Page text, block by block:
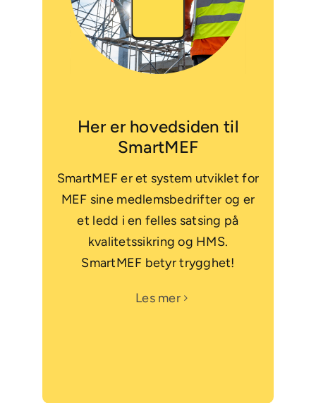
Her er hovedsiden til
SmartMEF
SmartMEF er et system utviklet for
MEF sine medlemsbedrifter og er
et ledd i en felles satsing på
kvalitetssikring og HMS.
SmartMEF betyr trygghet!
Les mer